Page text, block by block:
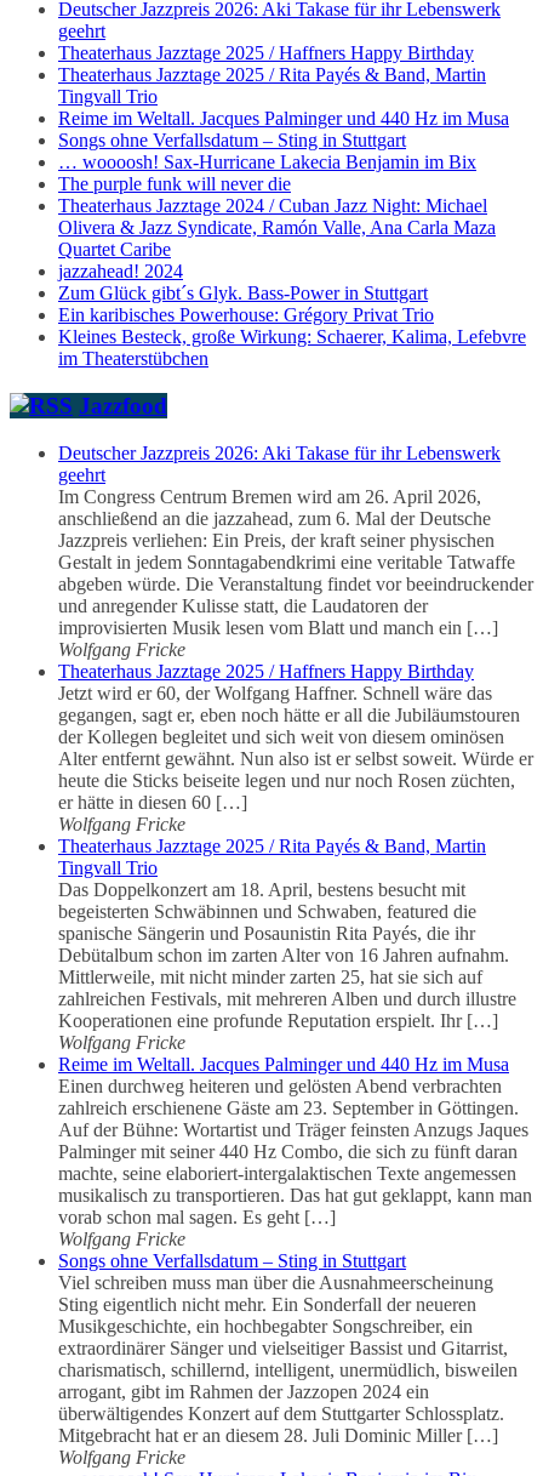
Deutscher Jazzpreis 2026: Aki Takase für ihr Lebenswerk
geehrt
Theaterhaus Jazztage 2025 / Haffners Happy Birthday
Theaterhaus Jazztage 2025 / Rita Payés & Band, Martin
Tingvall Trio
Reime im Weltall. Jacques Palminger und 440 Hz im Musa
Songs ohne Verfallsdatum – Sting in Stuttgart
… woooosh! Sax-Hurricane Lakecia Benjamin im Bix
The purple funk will never die
Theaterhaus Jazztage 2024 / Cuban Jazz Night: Michael
Olivera & Jazz Syndicate, Ramón Valle, Ana Carla Maza
Quartet Caribe
jazzahead! 2024
Zum Glück gibt´s Glyk. Bass-Power in Stuttgart
Ein karibisches Powerhouse: Grégory Privat Trio
Kleines Besteck, große Wirkung: Schaerer, Kalima, Lefebvre
im Theaterstübchen
Jazzfood
Deutscher Jazzpreis 2026: Aki Takase für ihr Lebenswerk
geehrt
Im Congress Centrum Bremen wird am 26. April 2026,
anschließend an die jazzahead, zum 6. Mal der Deutsche
Jazzpreis verliehen: Ein Preis, der kraft seiner physischen
Gestalt in jedem Sonntagabendkrimi eine veritable Tatwaffe
abgeben würde. Die Veranstaltung findet vor beeindruckender
und anregender Kulisse statt, die Laudatoren der
improvisierten Musik lesen vom Blatt und manch ein […]
Wolfgang Fricke
Theaterhaus Jazztage 2025 / Haffners Happy Birthday
Jetzt wird er 60, der Wolfgang Haffner. Schnell wäre das
gegangen, sagt er, eben noch hätte er all die Jubiläumstouren
der Kollegen begleitet und sich weit von diesem ominösen
Alter entfernt gewähnt. Nun also ist er selbst soweit. Würde er
heute die Sticks beiseite legen und nur noch Rosen züchten,
er hätte in diesen 60 […]
Wolfgang Fricke
Theaterhaus Jazztage 2025 / Rita Payés & Band, Martin
Tingvall Trio
Das Doppelkonzert am 18. April, bestens besucht mit
begeisterten Schwäbinnen und Schwaben, featured die
spanische Sängerin und Posaunistin Rita Payés, die ihr
Debütalbum schon im zarten Alter von 16 Jahren aufnahm.
Mittlerweile, mit nicht minder zarten 25, hat sie sich auf
zahlreichen Festivals, mit mehreren Alben und durch illustre
Kooperationen eine profunde Reputation erspielt. Ihr […]
Wolfgang Fricke
Reime im Weltall. Jacques Palminger und 440 Hz im Musa
Einen durchweg heiteren und gelösten Abend verbrachten
zahlreich erschienene Gäste am 23. September in Göttingen.
Auf der Bühne: Wortartist und Träger feinsten Anzugs Jaques
Palminger mit seiner 440 Hz Combo, die sich zu fünft daran
machte, seine elaboriert-intergalaktischen Texte angemessen
musikalisch zu transportieren. Das hat gut geklappt, kann man
vorab schon mal sagen. Es geht […]
Wolfgang Fricke
Songs ohne Verfallsdatum – Sting in Stuttgart
Viel schreiben muss man über die Ausnahmeerscheinung
Sting eigentlich nicht mehr. Ein Sonderfall der neueren
Musikgeschichte, ein hochbegabter Songschreiber, ein
extraordinärer Sänger und vielseitiger Bassist und Gitarrist,
charismatisch, schillernd, intelligent, unermüdlich, bisweilen
arrogant, gibt im Rahmen der Jazzopen 2024 ein
überwältigendes Konzert auf dem Stuttgarter Schlossplatz.
Mitgebracht hat er an diesem 28. Juli Dominic Miller […]
Wolfgang Fricke